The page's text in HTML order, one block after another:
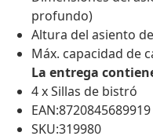
profundo)
Altura del asiento
Máx. capacidad de
La entrega
4 x Sillas de bistró
EAN:8720845689919
SKU:319980